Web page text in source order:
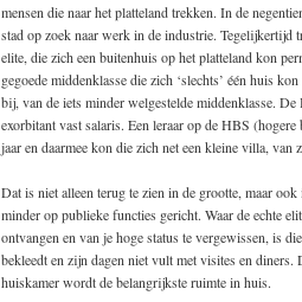
mensen die naar het platteland trekken. In de
stad op zoek naar werk in de industrie. Tegelijkertijd
elite, die zich een buitenhuis op het platteland kon
gegoede middenklasse die zich ‘slechts’ één huis
bij, van de iets minder welgestelde middenklasse.
exorbitant vast salaris. Een leraar op de HBS
jaar en daarmee kon die zich net een kleine villa, van
Dat is niet alleen terug te zien in de grootte, maar
minder op publieke functies gericht. Waar de echte
ontvangen en van je hoge status te vergewissen, is
bekleedt en zijn dagen niet vult met visites en
huiskamer wordt de belangrijkste ruimte in huis.